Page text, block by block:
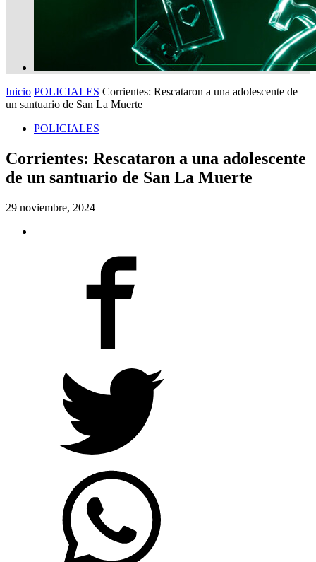
Inicio POLICIALES Corrientes: Rescataron a una adolescente de
un santuario de San La Muerte
POLICIALES
Corrientes: Rescataron a una adolescente
de un santuario de San La Muerte
29 noviembre, 2024